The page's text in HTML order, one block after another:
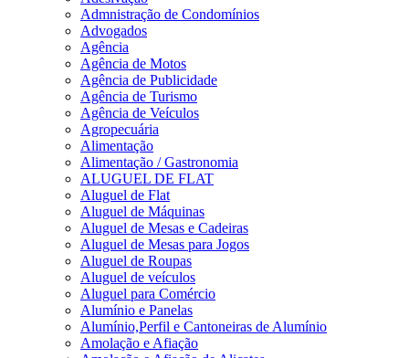
Admnistração de Condomínios
Advogados
Agência
Agência de Motos
Agência de Publicidade
Agência de Turismo
Agência de Veículos
Agropecuária
Alimentação
Alimentação / Gastronomia
ALUGUEL DE FLAT
Aluguel de Flat
Aluguel de Máquinas
Aluguel de Mesas e Cadeiras
Aluguel de Mesas para Jogos
Aluguel de Roupas
Aluguel de veículos
Aluguel para Comércio
Alumínio e Panelas
Alumínio,Perfil e Cantoneiras de Alumínio
Amolação e Afiação